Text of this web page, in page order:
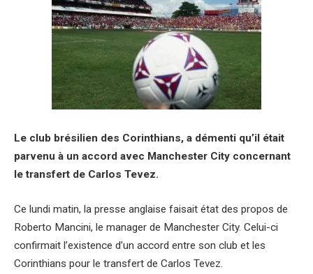
Le club brésilien des Corinthians, a démenti qu’il était
parvenu à un accord avec Manchester City concernant
le transfert de Carlos Tevez.
Ce lundi matin, la presse anglaise faisait état des propos de
Roberto Mancini, le manager de Manchester City. Celui-ci
confirmait l’existence d’un accord entre son club et les
Corinthians pour le transfert de Carlos Tevez.